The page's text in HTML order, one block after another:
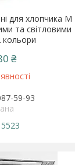
для хлопчика М
та світловими
₴
59-93